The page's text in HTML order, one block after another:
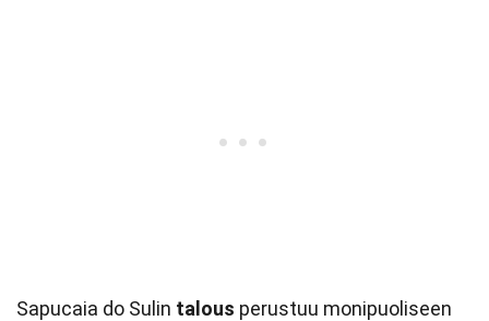
Sapucaia do Sulin talous perustuu monipuoliseen